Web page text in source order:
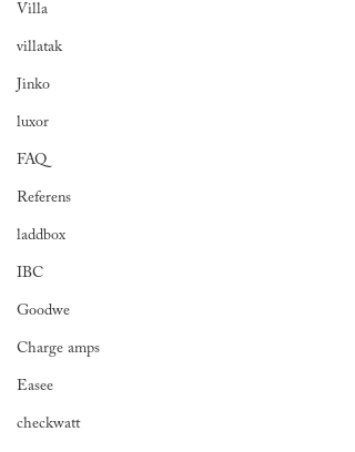
Villa
villatak
Jinko
luxor
FAQ
Referens
laddbox
IBC
Goodwe
Charge amps
Easee
checkwatt